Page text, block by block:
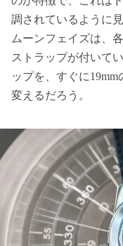
調されているように
ムーンフェイズは、
ストラップが付いて
ップを、すぐに
変えるだろう。